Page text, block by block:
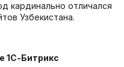
кардинально отличался
Узбекистана.
1С-Битрикс